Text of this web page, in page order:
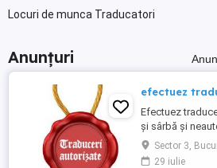
Locuri de munca Traducatori
Anunțuri
efectuez
Efectuez
și sârbă și
muntenegreana
traducătorului.
Sector 3,
29 iulie